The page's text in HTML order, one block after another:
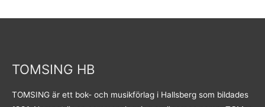
TOMSING HB
TOMSING är ett bok- och musikförlag i Hallsberg som bildades